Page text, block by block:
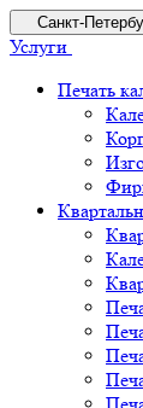
Санкт-
Услуги
Печать